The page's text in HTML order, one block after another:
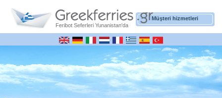
Feribot Seferleri Yunanistan'da
Müşteri hizmetleri